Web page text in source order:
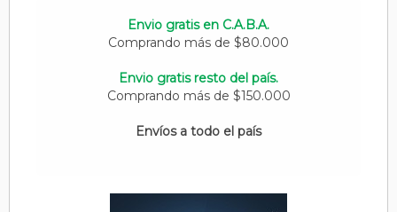
Envio gratis en C.A.B.A.
Comprando más de $80.000
Envio gratis resto del país.
Comprando más de $150.000
Envíos a todo el país